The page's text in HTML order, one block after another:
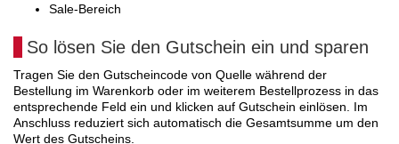
Sale-Bereich
So lösen Sie den Gutschein ein und sparen
Tragen Sie den Gutscheincode von Quelle während der
Bestellung im Warenkorb oder im weiterem Bestellprozess in das
entsprechende Feld ein und klicken auf Gutschein einlösen. Im
Anschluss reduziert sich automatisch die Gesamtsumme um den
Wert des Gutscheins.